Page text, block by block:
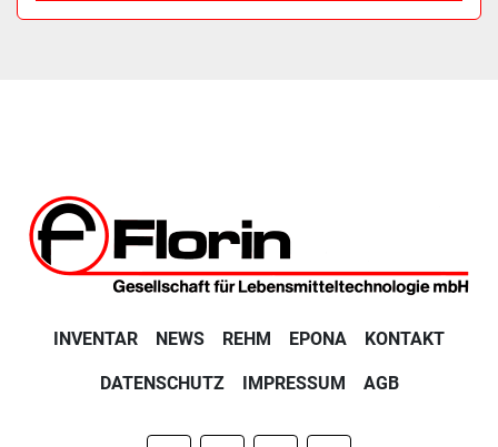
INVENTAR NEWS REHM EPONA KONTAKT
DATENSCHUTZ IMPRESSUM AGB